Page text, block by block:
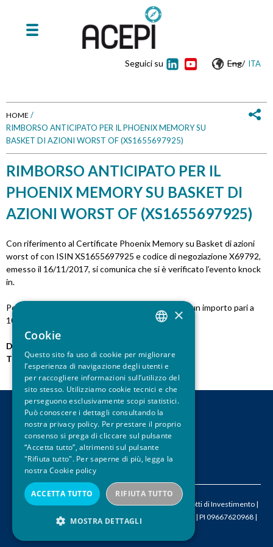
Eng/ ITA
Seguici su
T
s
e
i
q
u
i
HOME /
RIMBORSO ANTICIPATO PER IL PHOENIX MEMORY SU
BASKET DI AZIONI WORST OF (XS1655697925)
RIMBORSO ANTICIPATO PER IL
PHOENIX MEMORY SU BASKET DI
AZIONI WORST OF (XS1655697925)
Con riferimento al Certificate Phoenix Memory su Basket di azioni
worst of con ISIN XS1655697925 e codice di negoziazione X69792,
emesso il 16/11/2017, si comunica che si è verificato l’evento knock
in.
Pertanto, il certificato rimborsa anticipatamente un importo pari a
1038,8 euro lordi per certificato.
Data pubblicazione:
Tipo notizia:Rimborso Anticipato
CONTATTI
LEGAL DISCLAIMER
PRIVACY
CREDITS
© 2026 ACEPI – Associazione Italiana Certificati e Prodotti di Investimento |
info@acepi.it | T +390287189076 | CF 05524340964 | PI 09667620968 |
×
Cookie
Questo sito fa uso di cookie per migliorare
l’esperienza di navigazione degli utenti e
per raccogliere informazioni sull’utilizzo del
sito stesso. Utilizziamo cookie tecnici e che
perseguono esclusivamente scopi statistici.
Può conoscere i dettagli consultando la
nostra privacy policy. Per prestare il proprio
consenso si prega di cliccare sul pulsante
“Accetta tutto”, altrimenti sul pulsante
"Rifiuta tutto". Per saperne di più, legga la
nostra Cookie policy
ACCETTA TUTTO RIFIUTA TUTTO
MOSTRA DETTAGLI